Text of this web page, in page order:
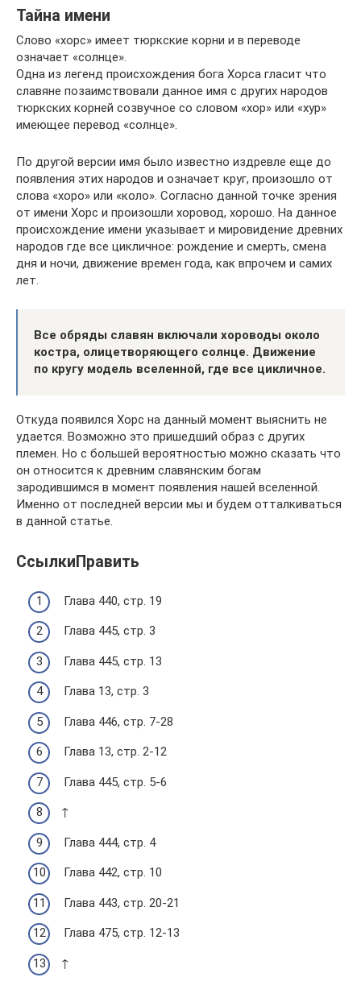
Тайна имени
Слово «хорс» имеет тюркские корни и в переводе
означает «солнце».
Одна из легенд происхождения бога Хорса гласит что
славяне позаимствовали данное имя с других народов
тюркских корней созвучное со словом «хор» или «хур»
имеющее перевод «солнце».
По другой версии имя было известно издревле еще до
появления этих народов и означает круг, произошло от
слова «хоро» или «коло». Согласно данной точке зрения
от имени Хорс и произошли хоровод, хорошо. На данное
происхождение имени указывает и мировидение древних
народов где все цикличное: рождение и смерть, смена
дня и ночи, движение времен года, как впрочем и самих
лет.
Все обряды славян включали хороводы около
костра, олицетворяющего солнце. Движение
по кругу модель вселенной, где все цикличное.
Откуда появился Хорс на данный момент выяснить не
удается. Возможно это пришедший образ с других
племен. Но с большей вероятностью можно сказать что
он относится к древним славянским богам
зародившимся в момент появления нашей вселенной.
Именно от последней версии мы и будем отталкиваться
в данной статье.
СсылкиПравить
Глава 440, стр. 19
Глава 445, стр. 3
Глава 445, стр. 13
Глава 13, стр. 3
Глава 446, стр. 7-28
Глава 13, стр. 2-12
Глава 445, стр. 5-6
↑
Глава 444, стр. 4
Глава 442, стр. 10
Глава 443, стр. 20-21
Глава 475, стр. 12-13
↑